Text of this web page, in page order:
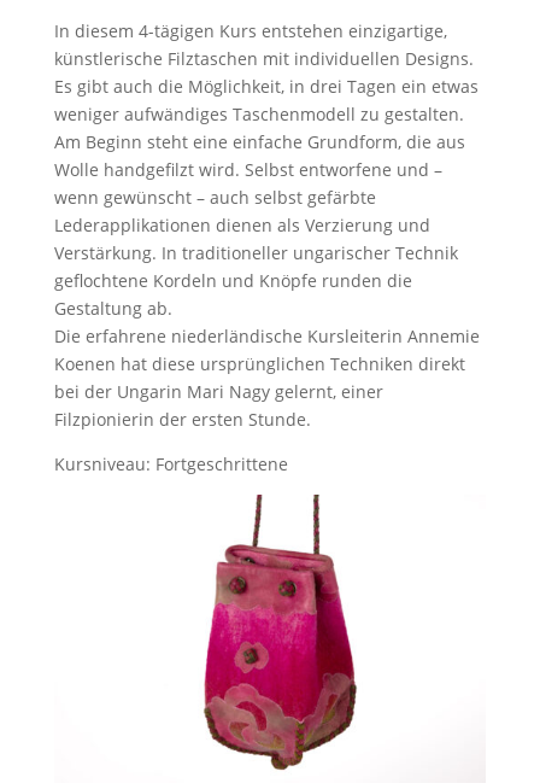
In diesem 4-tägigen Kurs entstehen einzigartige,
künstlerische Filztaschen mit individuellen Designs.
Es gibt auch die Möglichkeit, in drei Tagen ein etwas
weniger aufwändiges Taschenmodell zu gestalten.
Am Beginn steht eine einfache Grundform, die aus
Wolle handgefilzt wird. Selbst entworfene und –
wenn gewünscht – auch selbst gefärbte
Lederapplikationen dienen als Verzierung und
Verstärkung. In traditioneller ungarischer Technik
geflochtene Kordeln und Knöpfe runden die
Gestaltung ab.
Die erfahrene niederländische Kursleiterin Annemie
Koenen hat diese ursprünglichen Techniken direkt
bei der Ungarin Mari Nagy gelernt, einer
Filzpionierin der ersten Stunde.
Kursniveau: Fortgeschrittene